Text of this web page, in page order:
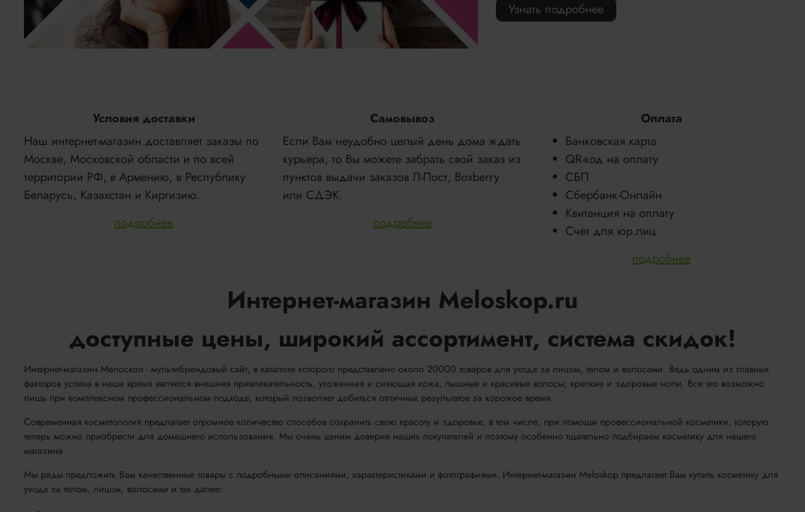
Узнать подробнее
Условия доставки
Наш интернет-магазин доставляет заказы по
Москве, Московской области и по всей
территории РФ, в Армению, в Республику
Беларусь, Казахстан и Киргизию.
подробнее
Самовывоз
Если Вам неудобно целый день дома ждать
курьера, то Вы можете забрать свой заказ из
пунктов выдачи заказов Л-Пост, Boxberry
или СДЭК.
подробнее
Оплата
Банковская карта
QR-код на оплату
СБП
Сбербанк-Онлайн
Квитанция на оплату
Счет для юр.лиц
подробнее
Интернет-магазин Meloskop.ru
доступные цены, широкий ассортимент, система скидок!
Интернет-магазин Мелоскоп - мультибрендовый сайт, в каталоге которого представлено около 20000 товаров для ухода за лицом, телом и волосами. Ведь одним из главных
факторов успеха в наше время является внешняя привлекательность, ухоженная и сияющая кожа, пышные и красивые волосы, крепкие и здоровые ногти. Все это возможно
лишь при комплексном профессиональном подходе, который позволяет добиться отличных результатов за короткое время.
Современная косметология предлагает огромное количество способов сохранить свою красоту и здоровье, в том числе, при помощи профессиональной косметики, которую
теперь можно приобрести для домашнего использования. Мы очень ценим доверие наших покупателей и поэтому особенно тщательно подбираем косметику для нашего
магазина.
Мы рады предложить Вам качественные товары с подробными описаниями, характеристиками и фотографиями. Интернет-магазин Meloskop предлагает Вам купить косметику для
ухода за телом, лицом, волосами и так далее: